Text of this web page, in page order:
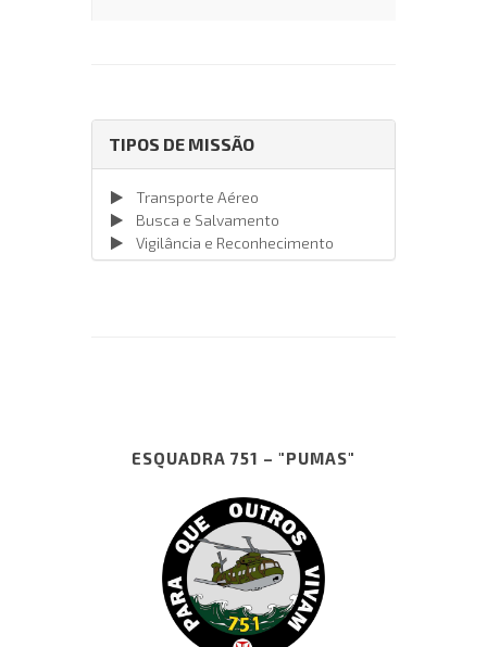
TIPOS DE MISSÃO
Transporte Aéreo
Busca e Salvamento
Vigilância e Reconhecimento
ESQUADRA 751 – "PUMAS"